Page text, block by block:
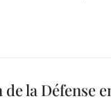
la Défense